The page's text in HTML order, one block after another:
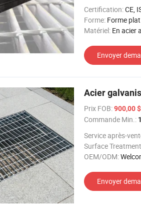
Certification:CE,
Forme: Forme plat
Matériel: En acier
Envoyer
Acier
Prix FOB:900,00
Commande Min.:
Service après-
Surface
OEM/ODM:
Envoyer